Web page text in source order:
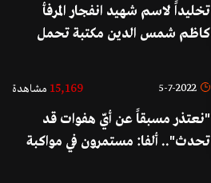
تخليداً لاسم شهيد انفجار المرفأ
كاظم شمس الدين مكتبة تحمل
لبنانيات من أجل المساواة الجديد
5-7-2022
15,169 مشاهدة
"نعتذر مسبقاً عن أيّ هفوات قد
تحدث".. ألفا: مستمرون في مواكبة